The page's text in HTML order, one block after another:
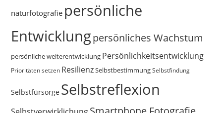
naturfotografie persönliche
Entwicklungpersönliches Wachstum
persönliche weiterentwicklung Persönlichkeitsentwicklung
Prioritäten setzen ResilienzSelbstbestimmung Selbstfindung
Selbstfürsorge Selbstreflexion